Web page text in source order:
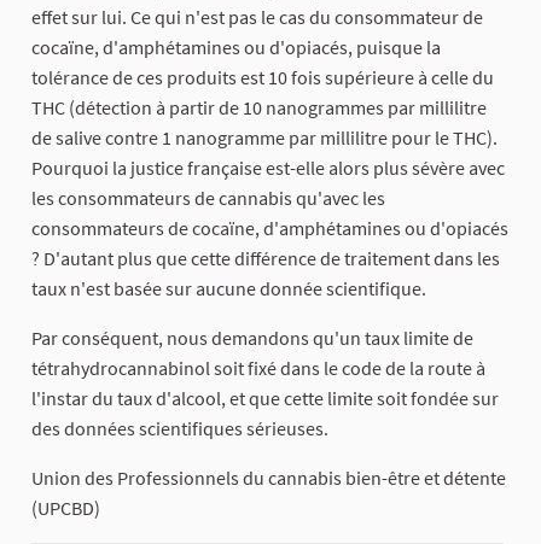
effet sur lui. Ce qui n'est pas le cas du consommateur de
cocaïne, d'amphétamines ou d'opiacés, puisque la
tolérance de ces produits est 10 fois supérieure à celle du
THC (détection à partir de 10 nanogrammes par millilitre
de salive contre 1 nanogramme par millilitre pour le THC).
Pourquoi la justice française est-elle alors plus sévère avec
les consommateurs de cannabis qu'avec les
consommateurs de cocaïne, d'amphétamines ou d'opiacés
? D'autant plus que cette différence de traitement dans les
taux n'est basée sur aucune donnée scientifique.
Par conséquent, nous demandons qu'un taux limite de
tétrahydrocannabinol soit fixé dans le code de la route à
l'instar du taux d'alcool, et que cette limite soit fondée sur
des données scientifiques sérieuses.
Union des Professionnels du cannabis bien-être et détente
(UPCBD)